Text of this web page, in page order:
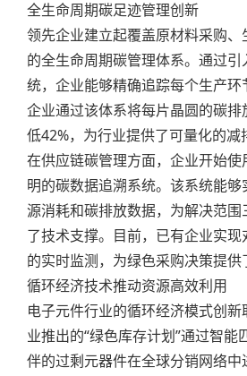
全生命周期碳足迹管理创新
领先企业建立起覆盖原材料采购
的全生命周期碳管理体系。通过
统，企业能够精确追踪每个生产
企业通过该体系将每片晶圆的碳
低42%，为行业提供了可量化的减
在供应链碳管理方面，企业开始
明的碳数据追溯系统。该系统能
源消耗和碳排放数据，为解决范
了技术支撑。目前，已有企业实
的实时监测，为绿色采购决策提供
循环经济技术推动资源高效利用
电子元件行业的循环经济模式创
业推出的“绿色库存计划”通过智能
伴的过剩元器件在全球分销网络